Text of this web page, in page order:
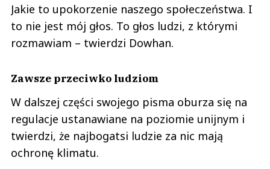
Jakie to upokorzenie naszego społeczeństwa. I
to nie jest mój głos. To głos ludzi, z którymi
rozmawiam – twierdzi Dowhan.
Zawsze przeciwko ludziom
W dalszej części swojego pisma oburza się na
regulacje ustanawiane na poziomie unijnym i
twierdzi, że najbogatsi ludzie za nic mają
ochronę klimatu.